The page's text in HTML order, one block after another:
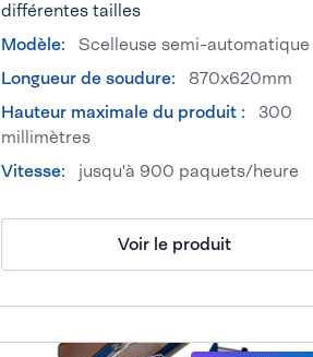
différentes tailles
Modèle:
Scelleuse semi-automatique
Longueur de soudure:
870x620mm
Hauteur maximale du produit :
300
millimètres
Vitesse:
jusqu'à 900 paquets/heure
Voir le produit